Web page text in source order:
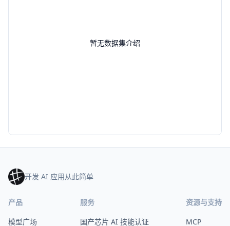
暂无数据集介绍
开发 AI 应用从此简单
产品
模型广场
服务
国产芯片 AI 技能认证
资源与支持
MCP